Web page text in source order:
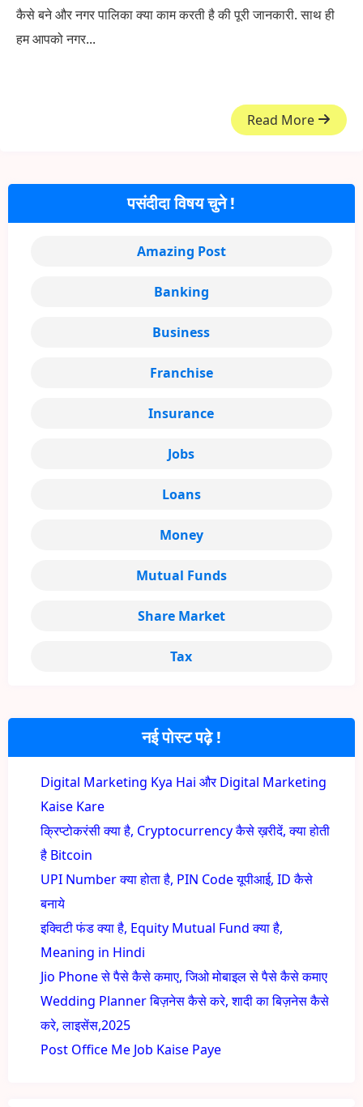
कैसे बने और नगर पालिका क्या काम करती है की पूरी जानकारी. साथ ही
हम आपको नगर...
Read More
नई पोस्ट पढ़े !
Digital Marketing Kya Hai और Digital Marketing
Kaise Kare
क्रिप्टोकरंसी क्या है, Cryptocurrency कैसे ख़रीदें, क्या होती
है Bitcoin
UPI Number क्या होता है, PIN Code यूपीआई, ID कैसे
बनाये
इक्विटी फंड क्या है, Equity Mutual Fund क्या है,
Meaning in Hindi
Jio Phone से पैसे कैसे कमाए, जिओ मोबाइल से पैसे कैसे कमाए
Wedding Planner बिज़नेस कैसे करे, शादी का बिज़नेस कैसे
करे, लाइसेंस,2025
Post Office Me Job Kaise Paye
पसंदीदा विषय चुने !
Amazing Post
Banking
Business
Franchise
Insurance
Jobs
Loans
Money
Mutual Funds
Share Market
Tax